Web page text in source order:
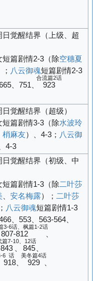
觉醒结界（上级、超
篇剧情2-3（除空穗夏
八云御魂短篇剧情2-3
、751、
923
合流篇2话
觉醒结界（超级）
篇剧情3-3（除水波玲
梢麻友）、4-3； 八云御
4-3
觉醒结界（初级、中
篇剧情1-3（除二叶莎
、 安名梅露）； 二叶莎
八云御魂短篇剧情1-3
、553、563-564、
807-812
3-6话、枫篇1-2话
、
、845
篇7-10、12话
、
918
6话
、 929
美冬篇4话
、